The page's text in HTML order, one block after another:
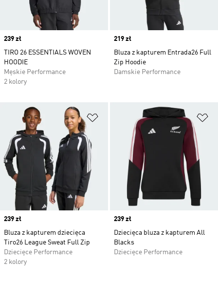
Price
239 zł
TIRO 26 ESSENTIALS WOVEN
HOODIE
Męskie Performance
2 kolory
Price
219 zł
Bluza z kapturem Entrada26 Full
Zip Hoodie
Damskie Performance
Dodaj do listy życzeń
Price
239 zł
Bluza z kapturem dziecięca
Tiro26 League Sweat Full Zip
Dziecięce Performance
2 kolory
Price
239 zł
Dziecięca bluza z kapturem All
Blacks
Dziecięce Performance